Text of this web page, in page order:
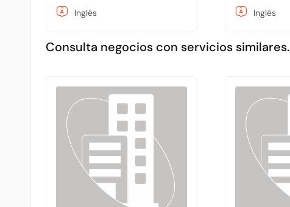
Inglés
Inglés
Consulta negocios con servicios similares.